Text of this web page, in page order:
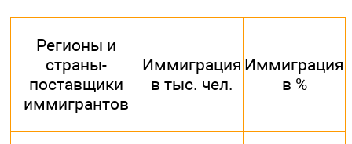
Регионы и
страны-
поставщики
иммигрантов
Иммиграция
в тыс. чел.
Иммиграция
в %